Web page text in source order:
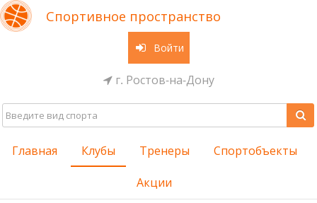
Спортивное пространство
Войти
г. Ростов-на-Дону
Главная Клубы Тренеры Спортобъекты
Акции